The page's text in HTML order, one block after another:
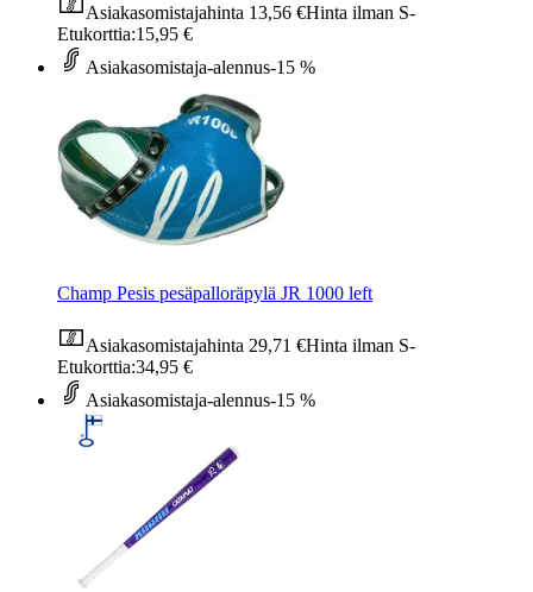
Asiakasomistajahinta 13,56 €Hinta ilman S-
Etukorttia:15,95 €
Asiakasomistaja-alennus-15 %
Champ Pesis pesäpalloräpylä JR 1000 left
Asiakasomistajahinta 29,71 €Hinta ilman S-
Etukorttia:34,95 €
Asiakasomistaja-alennus-15 %